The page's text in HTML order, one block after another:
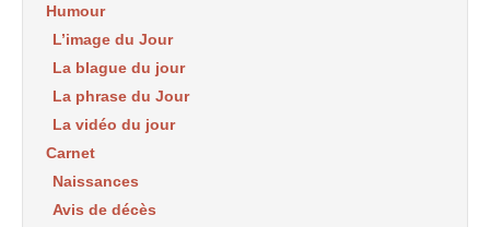
Humour
L’image du Jour
La blague du jour
La phrase du Jour
La vidéo du jour
Carnet
Naissances
Avis de décès